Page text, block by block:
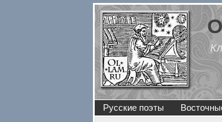
Перейти к основному содержанию
Русские поэты